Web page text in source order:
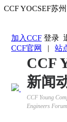
CCF YOCSEF苏
加入CCF 登录
CCF官网
| 站
CCF
新闻
CCF Young
Engineers Forum